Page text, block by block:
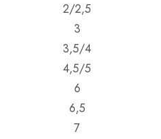
2/2,5
3
3,5/4
4,5/5
6
6,5
7